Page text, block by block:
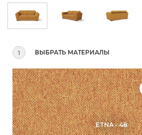
1 ВЫБРАТЬ МАТЕРИАЛЫ
ETNA - 48